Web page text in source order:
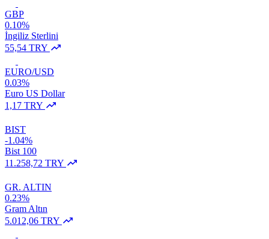
GBP
0.10%
İngiliz Sterlini
55,54 TRY
EURO/USD
0.03%
Euro US Dollar
1,17 TRY
BIST
-1.04%
Bist 100
11.258,72 TRY
GR. ALTIN
0.23%
Gram Altın
5.012,06 TRY